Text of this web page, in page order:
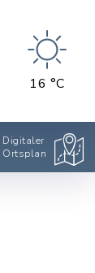
16 °C
Digitaler
Ortsplan